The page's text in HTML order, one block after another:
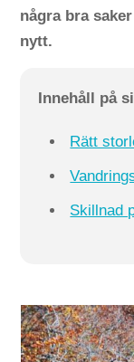
några bra
nytt.
Innehåll på
Rätt
Skillnad